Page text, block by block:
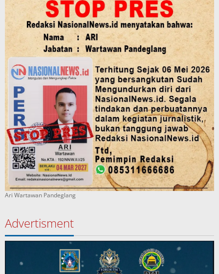
Ari Wartawan Pandeglang
Advertisment